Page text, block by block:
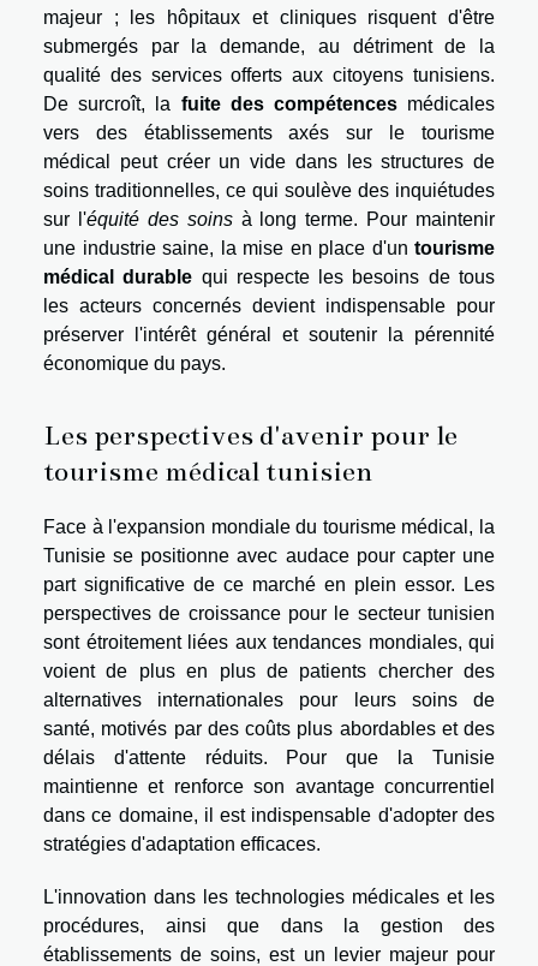
majeur ; les hôpitaux et cliniques risquent d'être
submergés par la demande, au détriment de la
qualité des services offerts aux citoyens tunisiens.
De surcroît, la fuite des compétencesmédicales
vers des établissements axés sur le tourisme
médical peut créer un vide dans les structures de
soins traditionnelles, ce qui soulève des inquiétudes
sur l'équité des soinsà long terme. Pour maintenir
une industrie saine, la mise en place d'un tourisme
médical durable qui respecte les besoins de tous
les acteurs concernés devient indispensable pour
préserver l'intérêt général et soutenir la pérennité
économique du pays.
Les perspectives d'avenir pour le
tourisme médical tunisien
Face à l'expansion mondiale du tourisme médical, la
Tunisie se positionne avec audace pour capter une
part significative de ce marché en plein essor. Les
perspectives de croissance pour le secteur tunisien
sont étroitement liées aux tendances mondiales, qui
voient de plus en plus de patients chercher des
alternatives internationales pour leurs soins de
santé, motivés par des coûts plus abordables et des
délais d'attente réduits. Pour que la Tunisie
maintienne et renforce son avantage concurrentiel
dans ce domaine, il est indispensable d'adopter des
stratégies d'adaptation efficaces.
L'innovation dans les technologies médicales et les
procédures, ainsi que dans la gestion des
établissements de soins, est un levier majeur pour